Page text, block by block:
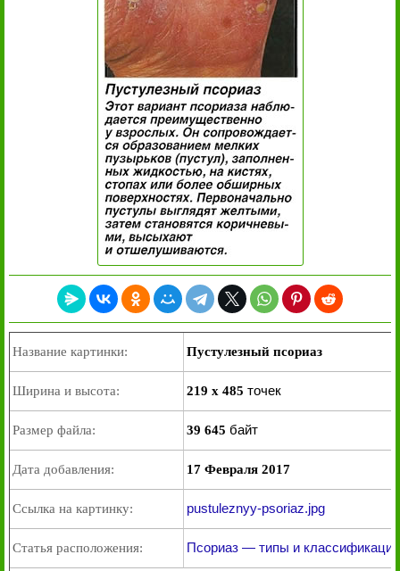
Название картинки: Пустулезный псориаз
Ширина и высота: 219 x 485 точек
Размер файла: 39 645 байт
Дата добавления: 17 Февраля 2017
Ссылка на картинку: pustuleznyy-psoriaz.jpg
Статья расположения: Псориаз — типы и классификация